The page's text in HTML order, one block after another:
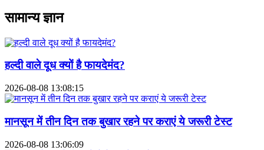
सामान्य ज्ञान
हल्दी वाले दूध क्यों है फायदेमंद?
2026-08-08 13:08:15
मानसून में तीन दिन तक बुखार रहने पर कराएं ये जरूरी टेस्ट
2026-08-08 13:06:09